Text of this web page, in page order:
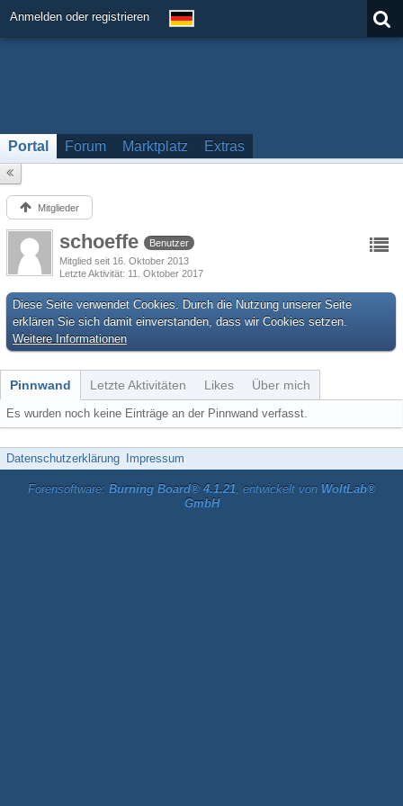
Anmelden oder registrieren
Portal Forum Marktplatz Extras
Mitglieder
schoeffe
Benutzer
Mitglied seit 16. Oktober 2013
Letzte Aktivität 11. Oktober 2017
Diese Seite verwendet Cookies. Durch die Nutzung unserer Seite
erklären Sie sich damit einverstanden, dass wir Cookies setzen.
Weitere Informationen
Pinnwand Letzte Aktivitäten Likes Über mich
Es wurden noch keine Einträge an der Pinnwand verfasst.
Datenschutzerklärung Impressum
Forensoftware: Burning Board® 4.1.21, entwickelt von WoltLab®
GmbH